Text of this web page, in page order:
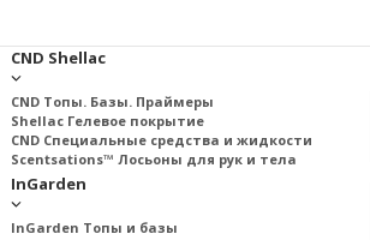
CND Shellac
CND Топы. Базы. Праймеры
Shellac Гелевое покрытие
CND Специальные средства и жидкости
Scentsations™ Лосьоны для рук и тела
InGarden
InGarden Топы и базы